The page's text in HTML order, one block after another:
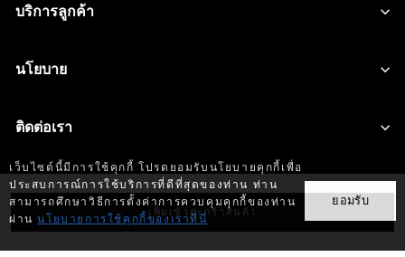
เพิ่มเข้าตะกร้าสินค้า
บริการลูกค้า
นโยบาย
ติดต่อเรา
Copyright © 2026 G2000 Thailand. All rights reserved
เว็บไซต์นี้มีการใช้คุกกี้ โปรดยอมรับนโยบายคุกกี้เพื่อ
ประสบการณ์การใช้บริการที่ดีที่สุดของท่าน ท่าน
สามารถศึกษาวิธีการตั้งค่าการควบคุมคุกกี้ของท่าน
ผ่านนโยบายการใช้คุกกี้ของเราที่นี่
ยอมรับ